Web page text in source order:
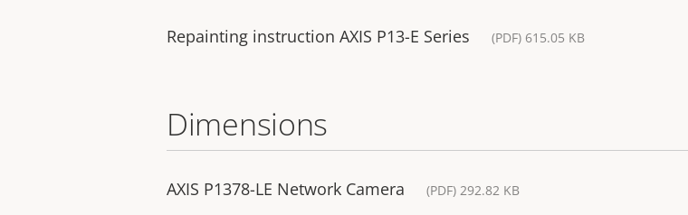
Repainting instruction AXIS P13-E Series (PDF) 615.05 KB
Dimensions
AXIS P1378-LE Network Camera (PDF) 292.82 KB